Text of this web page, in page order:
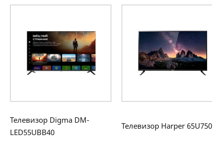
Телевизор Digma DM-
LED55UBB40
Телевизор Harper 65U750TS